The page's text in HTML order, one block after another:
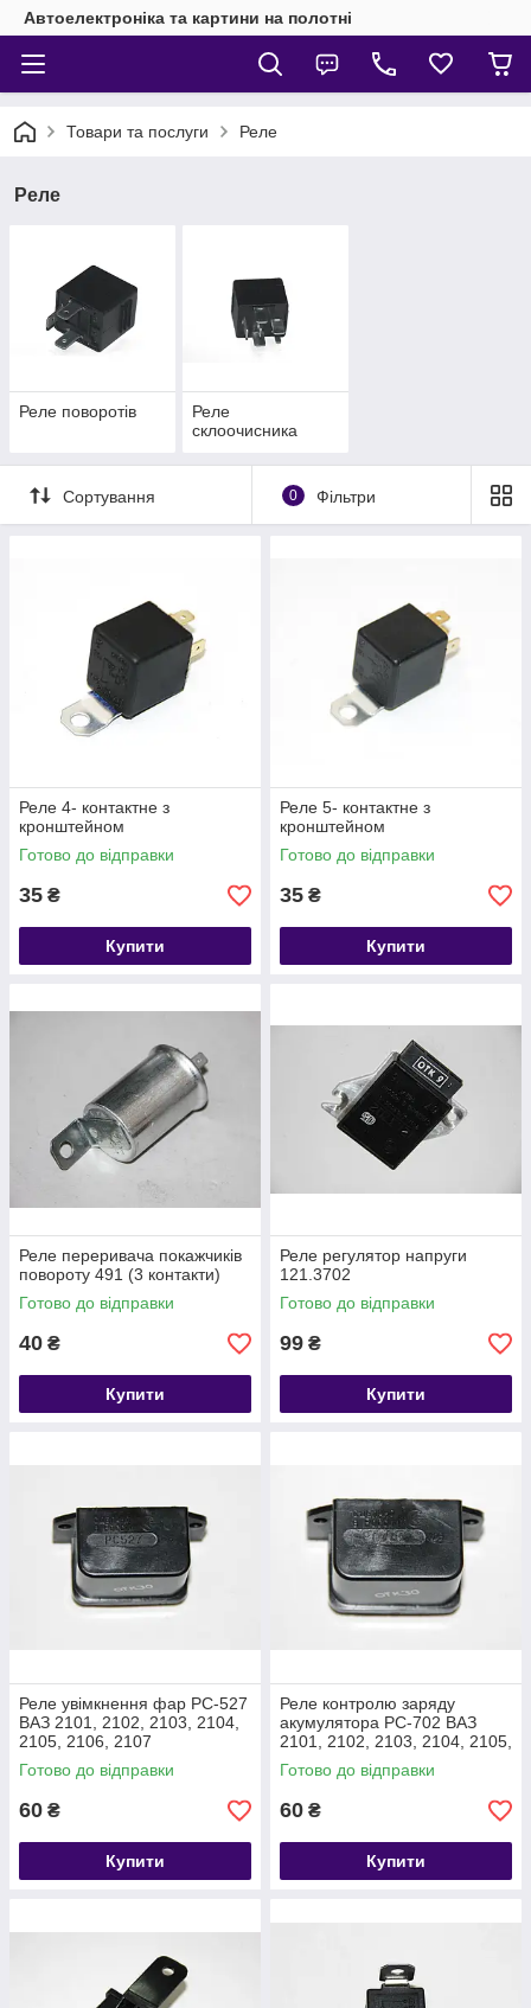
Автоелектроніка та картини на полотні
Товари та послуги Реле
Реле
Реле поворотів
Реле
склоочисника
Сортування 0 Фільтри
Реле 4- контактне з
кронштейном
Готово до відправки
35 ₴
Купити
Реле 5- контактне з
кронштейном
Готово до відправки
35 ₴
Купити
Реле переривача покажчиків
повороту 491 (3 контакти)
Готово до відправки
40 ₴
Купити
Реле регулятор напруги
121.3702
Готово до відправки
99 ₴
Купити
Реле увімкнення фар РС-527
ВАЗ 2101, 2102, 2103, 2104,
2105, 2106, 2107
Готово до відправки
60 ₴
Купити
Реле контролю заряду
акумулятора РС-702 ВАЗ
2101, 2102, 2103, 2104, 2105,
2106, 2107, 2121
Готово до відправки
60 ₴
Купити